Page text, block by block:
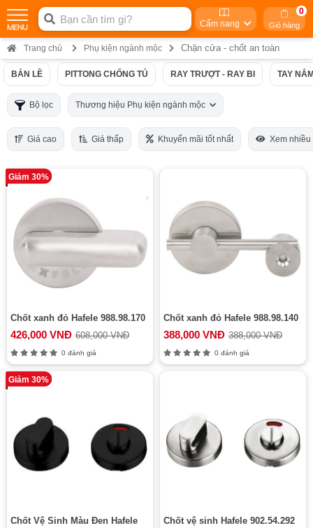
Cẩm nang Giỏ hàng
0
Trang chủ Phụ kiện ngành mộc Chặn cửa - chốt an toàn
BẢN LỀ PITTONG CHỐNG TỦ RAY TRƯỢT - RAY BI TAY
Bộ lọc Thương hiệu Phụ kiện ngành mộc
Giá cao Giá thấp Khuyến mãi tốt nhất Xem nhiều
Giảm 30%
Chốt xanh đỏ Hafele 988.98.170
426,000 VNĐ 608,000 VNĐ
0 đánh giá
Chốt xanh đỏ Hafele 988.98.140
388,000 VNĐ 388,000 VNĐ
0 đánh giá
Giảm 30%
Chốt Vệ Sinh Màu Đen Hafele
Chốt vệ sinh Hafele 902.54.292